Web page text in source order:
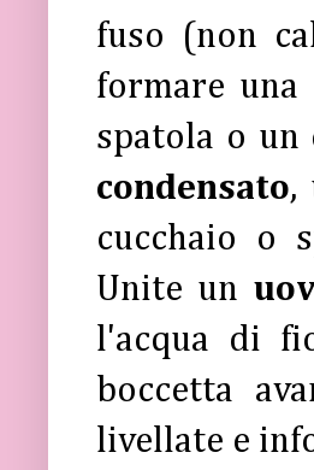
fuso (non
formare una
spatola o un
condensato,
cucchaio o
Unite un
l'acqua di
boccetta
livellate e